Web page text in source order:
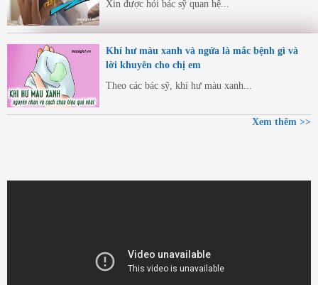
Xin được hỏi bác sỹ quan hệ...
Khí hư màu xanh và ngứa là mắc bệnh gì và
lời khuyên cho chị em
Theo các bác sỹ, khí hư màu xanh...
Xem thêm >>